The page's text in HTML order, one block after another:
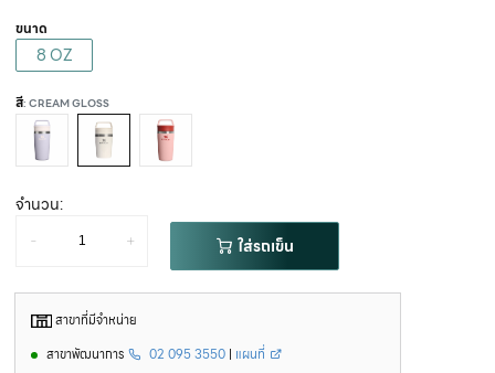
ขนาด
8 OZ
สี: CREAM GLOSS
จำนวน:
-
+ ใส่รถเข็น
สาขาที่มีจำหน่าย
สาขาพัฒนาการ
02 095 3550| แผนที่